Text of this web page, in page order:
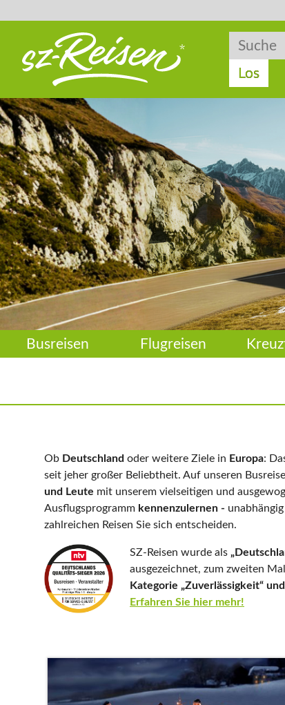
Suche
Suche
Los
Busreisen Flugreisen
Ob Deutschland oder weitere Ziele in Europa:
seit jeher großer Beliebtheit. Auf unseren
und Leute mit unserem vielseitigen und
Ausflugsprogramm kennenzulernen -
zahlreichen Reisen Sie sich entscheiden.
SZ-Reisen wurde als
ausgezeichnet, zum zweiten
Kategorie „Zuverlässigkeit“
Erfahren Sie hier mehr!